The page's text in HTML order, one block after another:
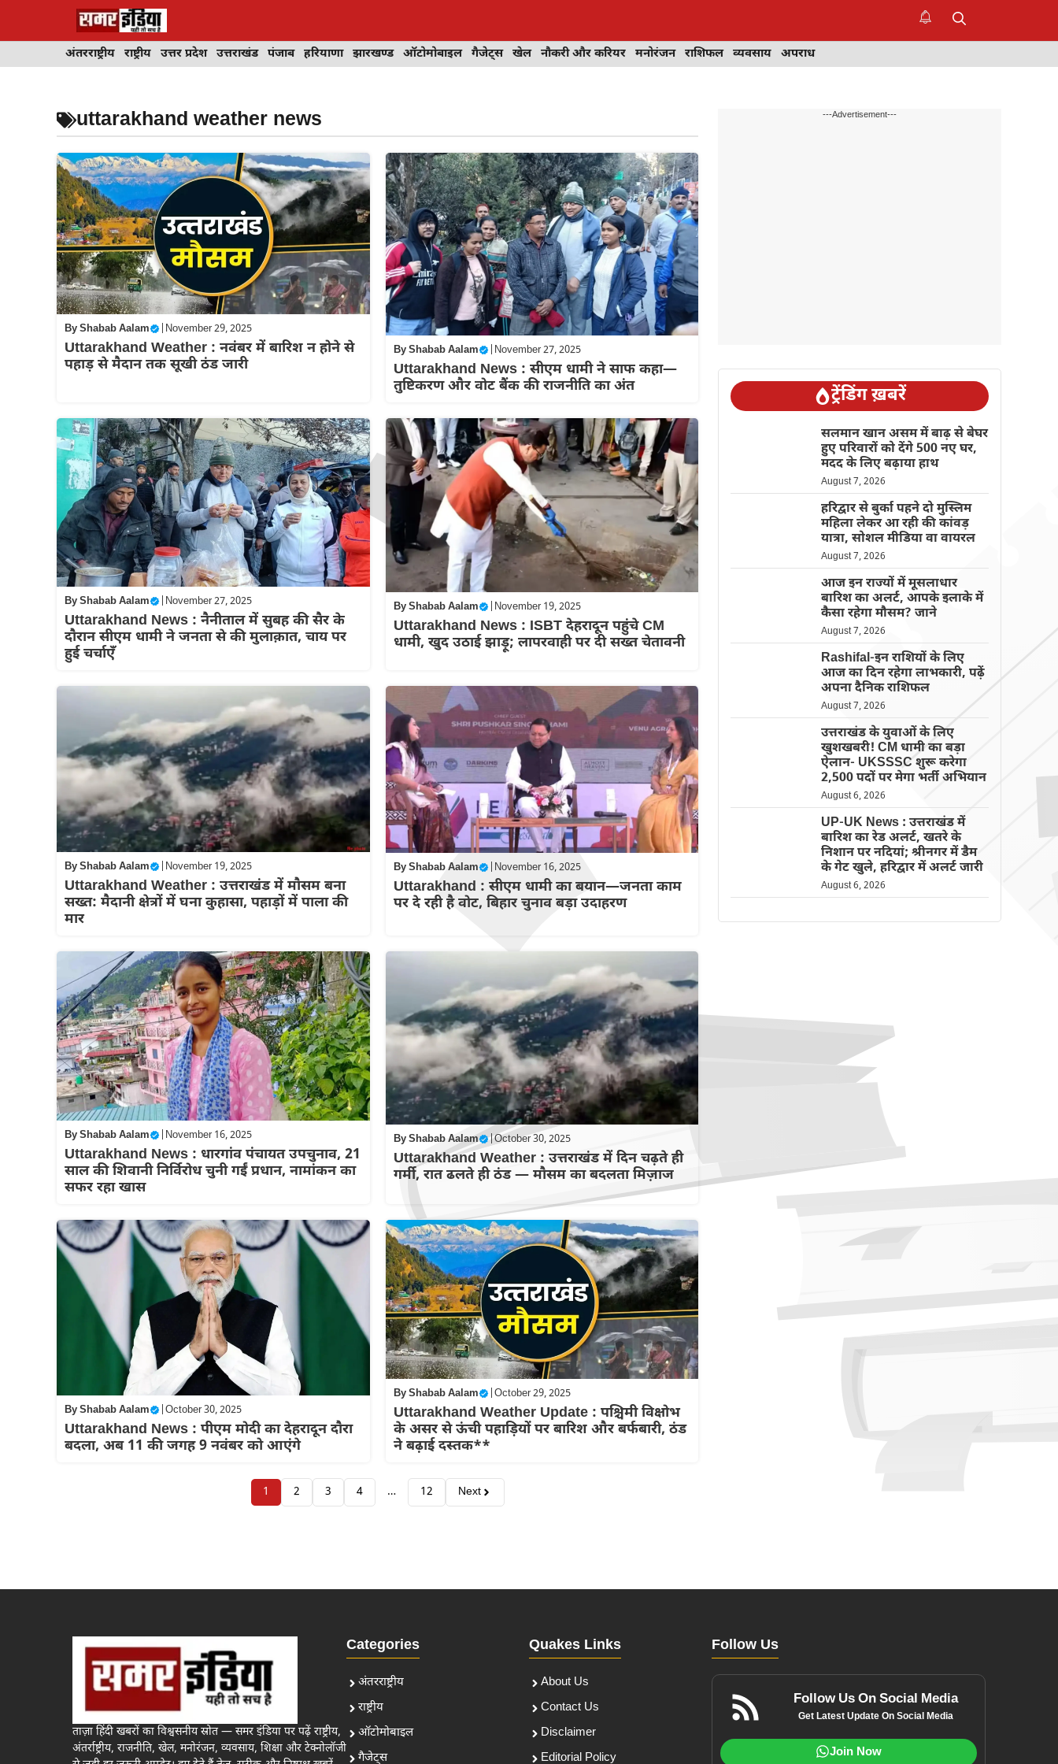
अंतरराष्ट्रीय राष्ट्रीय उत्तर प्रदेश उत्तराखंड पंजाब हरियाणा झारखण्ड ऑटोमोबाइल गैजेट्स खेल नौकरी और करियर मनोरंजन राशिफल व्यवसाय अपराध
uttarakhand weather news
ByShabab Aalam November 29, 2025
Uttarakhand Weather : नवंबर में बारिश न होने से
पहाड़ से मैदान तक सूखी ठंड जारी
ByShabab Aalam | November 27, 2025
Uttarakhand News : सीएम धामी ने साफ कहा—
तुष्टिकरण और वोट बैंक की राजनीति का अंत
ByShabab Aalam November 27, 2025
Uttarakhand News : नैनीताल में सुबह की सैर के
दौरान सीएम धामी ने जनता से की मुलाक़ात, चाय पर
हुई चर्चाएँ
ByShabab Aalam | November 19, 2025
Uttarakhand News : ISBT देहरादून पहुंचे CM
धामी, खुद उठाई झाड़ू; लापरवाही पर दी सख्त चेतावनी
ByShabab Aalam November 19, 2025
Uttarakhand Weather : उत्तराखंड में मौसम बना
सख्त: मैदानी क्षेत्रों में घना कुहासा, पहाड़ों में पाला की
मार
ByShabab Aalam | November 16, 2025
Uttarakhand : सीएम धामी का बयान—जनता काम
पर दे रही है वोट, बिहार चुनाव बड़ा उदाहरण
ByShabab Aalam November 16, 2025
Uttarakhand News : धारगांव पंचायत उपचुनाव, 21
साल की शिवानी निर्विरोध चुनी गईं प्रधान, नामांकन का
सफर रहा खास
ByShabab Aalam |October 30, 2025
Uttarakhand Weather : उत्तराखंड में दिन चढ़ते ही
गर्मी, रात ढलते ही ठंड — मौसम का बदलता मिज़ाज
ByShabab Aalam October 30, 2025
Uttarakhand News : पीएम मोदी का देहरादून दौरा
बदला, अब 11 की जगह 9 नवंबर को आएंगे
ByShabab Aalam | October 29, 2025
Uttarakhand Weather Update : पश्चिमी विक्षोभ
के असर से ऊंची पहाड़ियों पर बारिश और बर्फबारी, ठंड
ने बढ़ाई दस्तक**
1 2 3 4 … 12 Next
---Advertisement---
ट्रेंडिंग ख़बरें
सलमान खान असम में बाढ़ से बेघर
हुए परिवारों को देंगे 500 नए घर,
मदद के लिए बढ़ाया हाथ
August 7, 2026
हरिद्वार से बुर्का पहने दो मुस्लिम
महिला लेकर आ रही की कांवड़
यात्रा, सोशल मीडिया वा वायरल
August 7, 2026
आज इन राज्यों में मूसलाधार
बारिश का अलर्ट, आपके इलाके में
कैसा रहेगा मौसम? जाने
August 7, 2026
Rashifal-इन राशियों के लिए
आज का दिन रहेगा लाभकारी, पढ़ें
अपना दैनिक राशिफल
August 7, 2026
उत्तराखंड के युवाओं के लिए
खुशखबरी! CM धामी का बड़ा
ऐलान- UKSSSC शुरू करेगा
2,500 पदों पर मेगा भर्ती अभियान
August 6, 2026
UP-UK News : उत्तराखंड में
बारिश का रेड अलर्ट, खतरे के
निशान पर नदियां; श्रीनगर में डैम
के गेट खुले, हरिद्वार में अलर्ट जारी
August 6, 2026
ताज़ा हिंदी खबरों का विश्वसनीय स्रोत — समर इंडिया पर पढ़ें राष्ट्रीय,
अंतर्राष्ट्रीय, राजनीति, खेल, मनोरंजन, व्यवसाय, शिक्षा और टेक्नोलॉजी
Categories
अंतरराष्ट्रीय
राष्ट्रीय
ऑटोमोबाइल
गैजेट्स
Quakes Links
About Us
Contact Us
Disclaimer
Editorial Policy
Follow Us
Follow Us On Social Media
Get Latest Update On Social Media
Join Now